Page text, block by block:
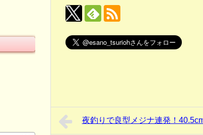
夜釣りで良型メジナ連発！